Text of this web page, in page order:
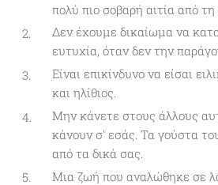
πολύ πιο σοβαρή αιτία από τη
Δεν έχουμε δικαίωμα να
ευτυχία, όταν δεν την
Είναι επικίνδυνο να είσαι
και ηλίθιος.
Μην κάνετε στους άλλους
κάνουν σ' εσάς. Τα γούστα
από τα δικά σας.
Μια ζωή που αναλώθηκε σε